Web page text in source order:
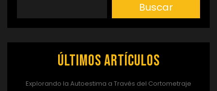
Buscar
Últimos artículos
Explorando la Autoestima a Través del Cortometraje